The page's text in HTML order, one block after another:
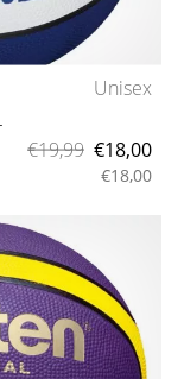
Unisex
€19,99 €18,00
€18,00